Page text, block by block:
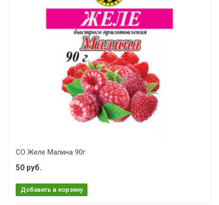
СО Желе Малина 90г
50 руб.
Добавить в корзину